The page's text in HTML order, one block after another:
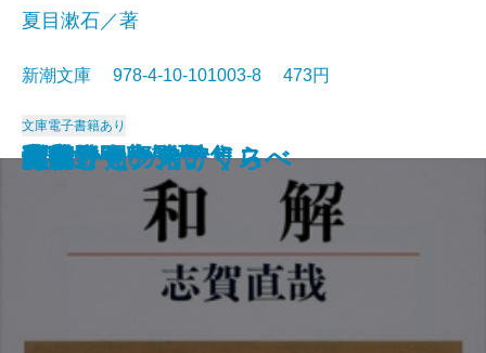
猟銃・闘牛
ヴェルレーヌ詩集
草枕
斜陽
高村光太郎詩集
歌行燈・高野聖
土
真実一路
老妓抄
坊っちゃん
夏目漱石／著
新潮文庫 978-4-10-101003-8 473円
文庫電子書籍あり
和解
ヰタ・セクスアリス
出家とその弟子
にごりえ・たけくらべ
武蔵野
白痴
青年
雁
それから
門